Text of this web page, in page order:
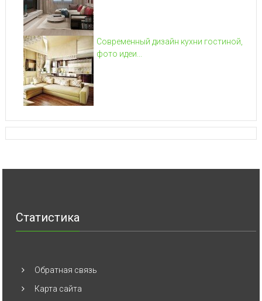
Современный дизайн кухни гостиной,
фото идеи...
Статистика
Обратная связь
Карта сайта